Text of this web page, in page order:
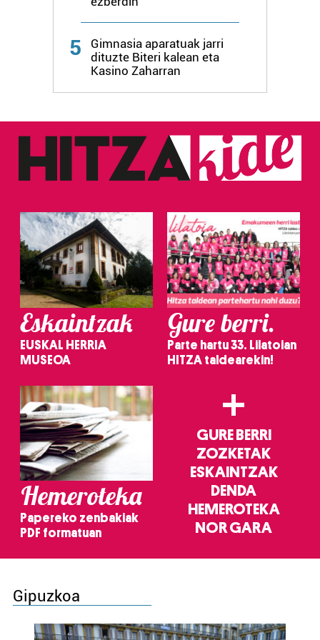
zerbitzuak hobetzeko asmoz, cookie teknologiaz
baliatzen gara. Ohar hau onartuz gero, teknologia hori
5
Gimnasia aparatuak jarri
dituzte Biteri kalean eta
Kasino Zaharran
Eskaintzak
EUSKAL HERRIA
MUSEOA
Gure berri.
Parte hartu 33. Lilatoian
HITZA taldearekin!
Hemeroteka
Papereko zenbakiak
PDF formatuan
+
GURE BERRI
ZOZKETAK
ESKAINTZAK
DENDA
HEMEROTEKA
NOR GARA
Gipuzkoa